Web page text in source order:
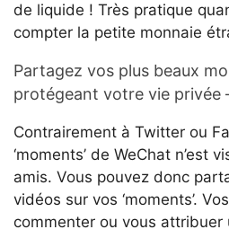
de liquide ! Très pratique
compter la petite monnaie
Partagez vos plus beaux
protégeant votre vie privée
Contrairement à Twitter ou
‘moments’ de WeChat n’est
amis. Vous pouvez donc
vidéos sur vos ‘moments’.
commenter ou vous attribuer